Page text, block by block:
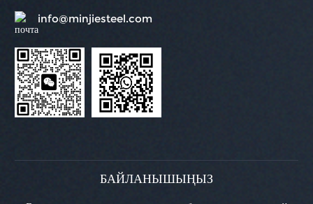
info@minjiesteel.com
БАЙЛАНЫШЫҢЫЗ